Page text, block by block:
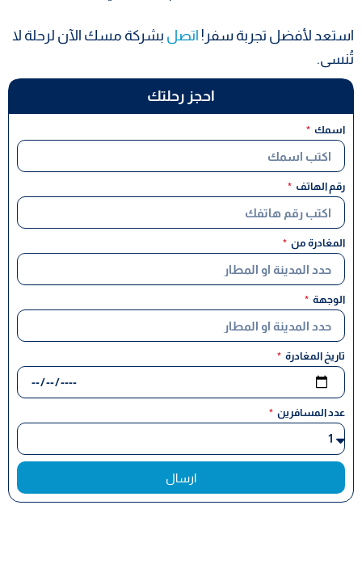
احجز رحلتك
اسمك
رقم الهاتف
المغادرة من
الوجهة
تاريخ المغادرة
عدد المسافرين
ارسال
استعد لأفضل تجربة سفر! اتصل بشركة مسك الآن لرحلة لا
تُنسى.